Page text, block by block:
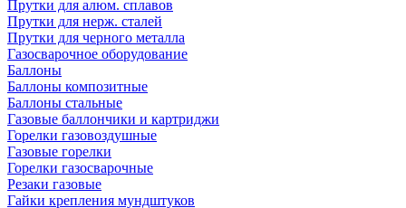
Прутки для алюм. сплавов
Прутки для нерж. сталей
Прутки для черного металла
Газосварочное оборудование
Баллоны
Баллоны композитные
Баллоны стальные
Газовые баллончики и картриджи
Горелки газовоздушные
Газовые горелки
Горелки газосварочные
Резаки газовые
Гайки крепления мундштуков